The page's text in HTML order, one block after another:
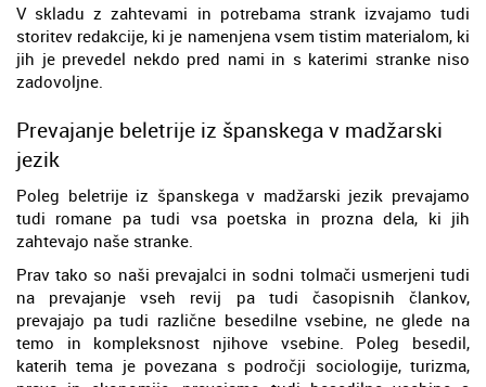
V skladu z zahtevami in potrebama strank izvajamo tudi
storitev redakcije, ki je namenjena vsem tistim materialom, ki
jih je prevedel nekdo pred nami in s katerimi stranke niso
zadovoljne.
Prevajanje beletrije iz španskega v madžarski
jezik
Poleg beletrije iz španskega v madžarski jezik prevajamo
tudi romane pa tudi vsa poetska in prozna dela, ki jih
zahtevajo naše stranke.
Prav tako so naši prevajalci in sodni tolmači usmerjeni tudi
na prevajanje vseh revij pa tudi časopisnih člankov,
prevajajo pa tudi različne besedilne vsebine, ne glede na
temo in kompleksnost njihove vsebine. Poleg besedil,
katerih tema je povezana s področji sociologije, turizma,